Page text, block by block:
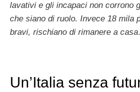
lavativi e gli incapaci non corrono
che siano di ruolo. Invece 18 mila
bravi, rischiano di rimanere a casa.
Un’Italia senza